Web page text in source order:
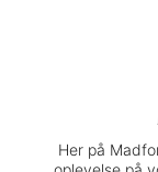
Her på